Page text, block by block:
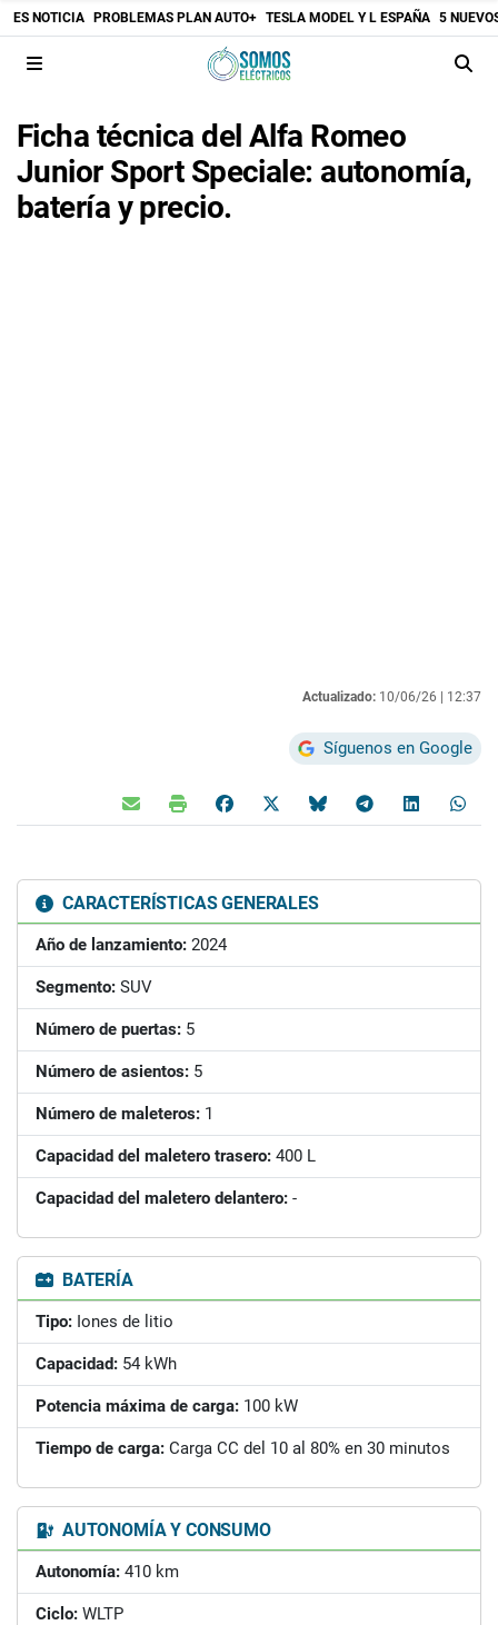
ES NOTICIA PROBLEMAS PLAN AUTO+ TESLA MODEL Y L ESPAÑA 5
Ficha técnica del Alfa Romeo
Junior Sport Speciale: autonomía,
batería y precio.
Actualizado: 10/06/26 | 12:37
Síguenos en Google
CARACTERÍSTICAS GENERALES
Año de lanzamiento: 2024
Segmento: SUV
Número de puertas: 5
Número de asientos: 5
Número de maleteros: 1
Capacidad del maletero trasero: 400 L
Capacidad del maletero delantero: -
BATERÍA
Tipo: Iones de litio
Capacidad: 54 kWh
Potencia máxima de carga: 100 kW
Tiempo de carga: Carga CC del 10 al 80% en 30 minutos
AUTONOMÍA Y CONSUMO
Autonomía: 410 km
Ciclo: WLTP